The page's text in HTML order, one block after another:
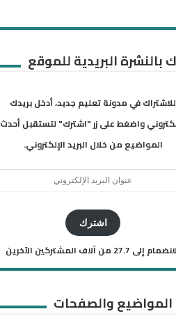
بالنشرة البريدية للموقع
للاشتراك في مدونة تعليم جديد، أدخل بريدك
واضغط على زر "اشترك" لتستقبل أحدث
المواضيع من خلال البريد الإلكتروني.
اشترك
إلى 27.7 من آلاف المشتركين الآخرين
المواضيع والصفحات